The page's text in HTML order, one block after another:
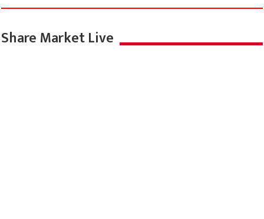
Share Market Live